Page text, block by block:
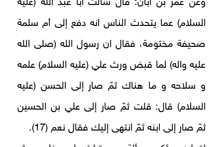
وعن عمر بن أبان: قال سألت أبا عبد الله (عليه
السلام) عما يتحدث الناس انه دفع إلى أم سلمة
صحيفة مختومة، فقال ان رسول الله (صلى الله
عليه واله) لما قبض ورث علي (عليه السلام) علمه
و سلاحه و ما هناك ثمّ صار إلى الحسن (عليه
السلام) قال: قلت ثمّ صار إلى علي بن الحسين
ثمّ صار إلى ابنه ثمّ انتهى إليك فقال نعم (17).